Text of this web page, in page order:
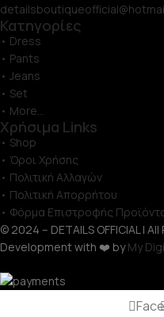
Κατηγορίες
• Dress
• Pants
• Jeans
• Set
• More...
Χρήσιμα Links
• Shop
• Όροι Χρήσης
• Πολιτική Αλλαγών
• Πολιτική Απορρήτου
• Φόρμα Επιστροφής
© 2024 – DETAILS OFFICIAL |
Development with ❤️ byMy